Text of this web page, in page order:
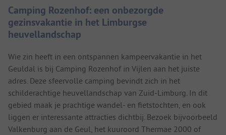
Camping Rozenhof: een onbezorgde
gezinsvakantie in het Limburgse
heuvellandschap
Wie zin heeft in een ontspannen kampeervakantie in het
Geuldal is bij Camping Rozenhof in Vijlen aan het juiste
adres. Deze sfeervolle camping bevindt zich in het
schilderachtige heuvellandschap van Zuid-Limburg. In dit
gebied maak je prachtige wandel- en fietstochten, en ook
liggen er interessante attracties dichtbij. Bezoek bijvoorbeeld
Valkenburg aan de Geul, het kuuroord Thermae 2000 of